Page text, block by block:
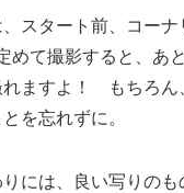
スタート前、コー
めて撮影すると、あ
れますよ！ もちろん
を忘れずに。
には、良い写りのも